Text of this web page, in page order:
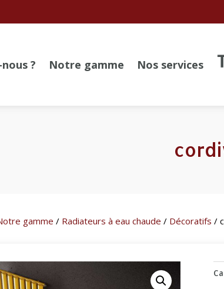
? Notre gamme Nos services
gamme / Radiateurs à eau chaude / Décoratifs /